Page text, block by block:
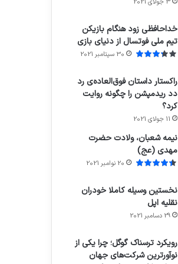
3 جولای 2021
خداحافظی زود هنگام بازیکن
تیم ملی فوتسال از دنیای بازی
30 سپتامبر 2021
راکستار داستان فوق‌العاده‌ی رد
دد ریدمپشن را چگونه روایت
کرد؟
11 جولای 2021
نیمه شعبان، ولادت حضرت
مهدی (عج)
20 نوامبر 2021
نخستین وسیله کاملا خودران
نقلیه اپل
29 دسامبر 2021
رویکرد ترسناک گوگل؛ چرا یکی از
نوآورترین شرکت‌های جهان